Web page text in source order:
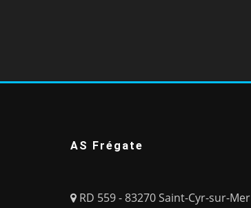
AS Frégate
RD 559 - 83270 Saint-Cyr-sur-Mer